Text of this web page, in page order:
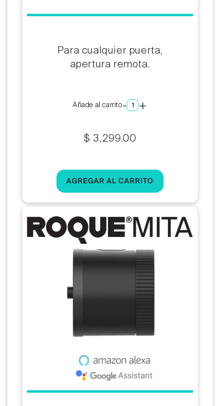
Para cualquier puerta,
apertura remota.
Añade al carrito- +
Precio
$ 3,299.00